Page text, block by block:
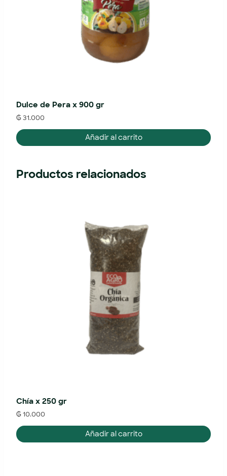
Dulce de Pera x 900 gr
₲31.000
Añadir al carrito
Productos relacionados
Chía x 250 gr
₲10.000
Añadir al carrito